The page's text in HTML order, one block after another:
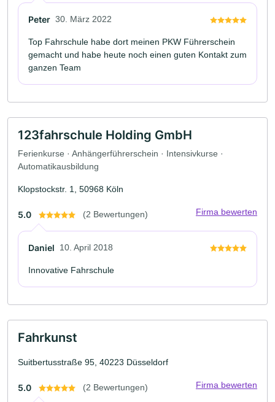
Peter 30. März 2022
Top Fahrschule habe dort meinen PKW Führerschein
gemacht und habe heute noch einen guten Kontakt zum
ganzen Team
123fahrschule Holding GmbH
Ferienkurse · Anhängerführerschein · Intensivkurse ·
Automatikausbildung
Klopstockstr. 1, 50968 Köln
5.0 (2 Bewertungen) Firma bewerten
Daniel 10. April 2018
Innovative Fahrschule
Fahrkunst
Suitbertusstraße 95, 40223 Düsseldorf
5.0 (2 Bewertungen) Firma bewerten